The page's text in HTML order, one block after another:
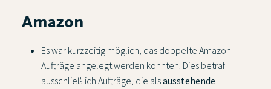
Amazon
Es war kurzzeitig möglich, das doppelte Amazon-
Aufträge angelegt werden konnten. Dies betraf
ausschließlich Aufträge, die alsausstehende